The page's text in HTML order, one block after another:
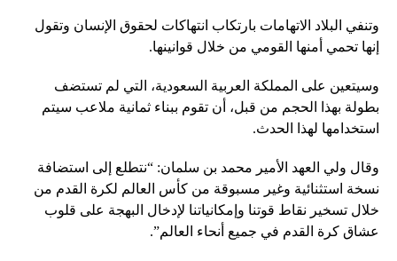
وتنفي البلاد الاتهامات بارتكاب انتهاكات لحقوق الإنسان وتقول
إنها تحمي أمنها القومي من خلال قوانينها.
وسيتعين على المملكة العربية السعودية، التي لم تستضف
بطولة بهذا الحجم من قبل، أن تقوم ببناء ثمانية ملاعب سيتم
استخدامها لهذا الحدث.
وقال ولي العهد الأمير محمد بن سلمان: “نتطلع إلى استضافة
نسخة استثنائية وغير مسبوقة من كأس العالم لكرة القدم من
خلال تسخير نقاط قوتنا وإمكانياتنا لإدخال البهجة على قلوب
عشاق كرة القدم في جميع أنحاء العالم”.